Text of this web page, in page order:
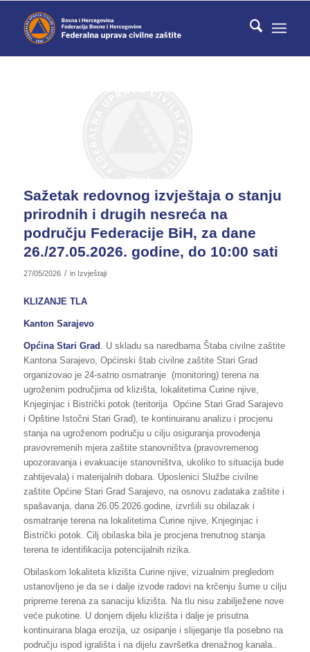
Sažetak redovnog izvještaja o stanju
prirodnih i drugih nesreća na
području Federacije BiH, za dane
26./27.05.2026. godine, do 10:00 sati
27/05/2026 / in Izvještaji
KLIZANJE TLA
Kanton Sarajevo
Općina Stari Grad
. U skladu sa naredbama Štaba civilne zaštite
Kantona Sarajevo, Općinski štab civilne zaštite Stari Grad
organizovao je 24-satno osmatranje (monitoring) terena na
ugroženim područjima od klizišta, lokalitetima Curine njive,
Knjeginjac i Bistrički potok (teritorija Općine Stari Grad Sarajevo
i Opštine Istočni Stari Grad), te kontinuiranu analizu i procjenu
stanja na ugroženom području u cilju osiguranja provođenja
pravovremenih mjera zaštite stanovništva (pravovremenog
upozoravanja i evakuacije stanovništva, ukoliko to situacija bude
zahtijevala) i materijalnih dobara. Uposlenici Službe civilne
zaštite Općine Stari Grad Sarajevo, na osnovu zadataka zaštite i
spašavanja, dana 26.05.2026.godine, izvršili su obilazak i
osmatranje terena na lokalitetima Curine njive, Knjeginjac i
Bistrički potok. Cilj obilaska bila je procjena trenutnog stanja
terena te identifikacija potencijalnih rizika.
Obilaskom lokaliteta klizišta Curine njive, vizualnim pregledom
ustanovljeno je da se i dalje izvode radovi na krčenju šume u cilju
pripreme terena za sanaciju klizišta. Na tlu nisu zabilježene nove
veće pukotine. U donjem dijelu klizišta i dalje je prisutna
kontinuirana blaga erozija, uz osipanje i slijeganje tla posebno na
području ispod igrališta i na dijelu završetka drenažnog kanala..